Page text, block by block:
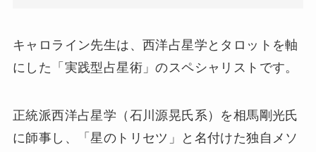
キャロライン先生は、西洋占星学とタロットを軸
にした「実践型占星術」のスペシャリストです。
正統派西洋占星学（石川源晃氏系）を相馬剛光氏
に師事し、「星のトリセツ」と名付けた独自メソ